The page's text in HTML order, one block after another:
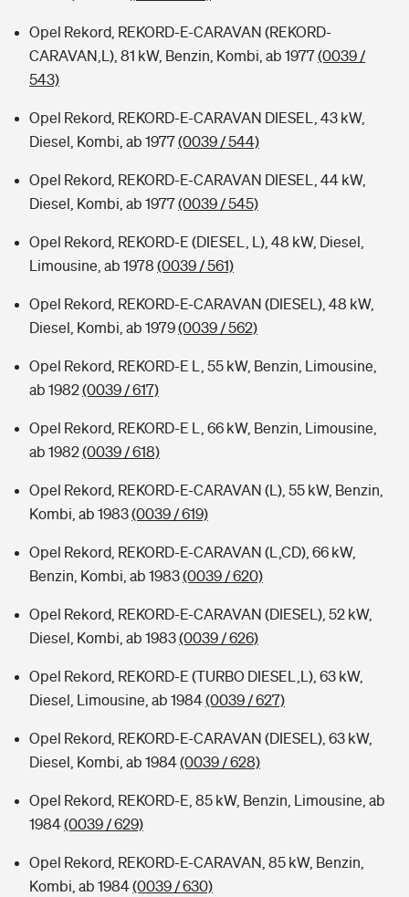
Opel Rekord, REKORD-E-CARAVAN (REKORD-
CARAVAN,L), 81 kW, Benzin, Kombi, ab 1977(0039 /
543)
Opel Rekord, REKORD-E-CARAVAN DIESEL, 43 kW,
Diesel, Kombi, ab 1977(0039 / 544)
Opel Rekord, REKORD-E-CARAVAN DIESEL, 44 kW,
Diesel, Kombi, ab 1977(0039 / 545)
Opel Rekord, REKORD-E (DIESEL, L), 48 kW, Diesel,
Limousine, ab 1978 (0039 / 561)
Opel Rekord, REKORD-E-CARAVAN (DIESEL), 48 kW,
Diesel, Kombi, ab 1979(0039 / 562)
Opel Rekord, REKORD-E L, 55 kW, Benzin, Limousine,
ab 1982(0039 / 617)
Opel Rekord, REKORD-E L, 66 kW, Benzin, Limousine,
ab 1982(0039 / 618)
Opel Rekord, REKORD-E-CARAVAN (L), 55 kW, Benzin,
Kombi, ab 1983(0039 / 619)
Opel Rekord, REKORD-E-CARAVAN (L,CD), 66 kW,
Benzin, Kombi, ab 1983(0039 / 620)
Opel Rekord, REKORD-E-CARAVAN (DIESEL), 52 kW,
Diesel, Kombi, ab 1983(0039 / 626)
Opel Rekord, REKORD-E (TURBO DIESEL,L), 63 kW,
Diesel, Limousine, ab 1984(0039 / 627)
Opel Rekord, REKORD-E-CARAVAN (DIESEL), 63 kW,
Diesel, Kombi, ab 1984(0039 / 628)
Opel Rekord, REKORD-E, 85 kW, Benzin, Limousine, ab
1984(0039 / 629)
Opel Rekord, REKORD-E-CARAVAN, 85 kW, Benzin,
Kombi, ab 1984(0039 / 630)